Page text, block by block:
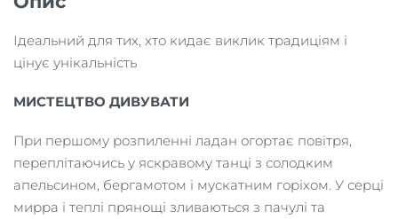
Ідеальний для тих, хто кидає виклик традиціям і
цінує унікальність
МИСТЕЦТВО ДИВУВАТИ
При першому розпиленні ладан огортає повітря,
переплітаючись у яскравому танці з солодким
апельсином, бергамотом і мускатним горіхом. У серці
мирра і теплі прянощі зливаються з пачулі та